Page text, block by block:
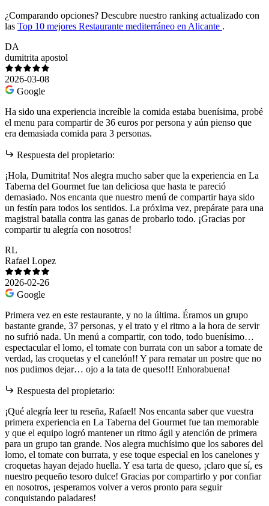
¿Comparando opciones? Descubre nuestro ranking actualizado con
las Top 10 mejores Restaurante mediterráneo en Alicante .
DA
dumitrita apostol
2026-03-08
Google
Ha sido una experiencia increíble la comida estaba buenísima, probé
el menu para compartir de 36 euros por persona y aún pienso que
era demasiada comida para 3 personas.
Respuesta del propietario:
¡Hola, Dumitrita! Nos alegra mucho saber que la experiencia en La
Taberna del Gourmet fue tan deliciosa que hasta te pareció
demasiado. Nos encanta que nuestro menú de compartir haya sido
un festín para todos los sentidos. La próxima vez, prepárate para una
magistral batalla contra las ganas de probarlo todo. ¡Gracias por
compartir tu alegría con nosotros!
RL
Rafael Lopez
2026-02-26
Google
Primera vez en este restaurante, y no la última. Éramos un grupo
bastante grande, 37 personas, y el trato y el ritmo a la hora de servir
no sufrió nada. Un menú a compartir, con todo, todo buenísimo…
espectacular el lomo, el tomate con burrata con un sabor a tomate de
verdad, las croquetas y el canelón!! Y para rematar un postre que no
nos pudimos dejar… ojo a la tata de queso!!! Enhorabuena!
Respuesta del propietario:
¡Qué alegría leer tu reseña, Rafael! Nos encanta saber que vuestra
primera experiencia en La Taberna del Gourmet fue tan memorable
y que el equipo logró mantener un ritmo ágil y atención de primera
para un grupo tan grande. Nos alegra muchísimo que los sabores del
lomo, el tomate con burrata, y ese toque especial en los canelones y
croquetas hayan dejado huella. Y esa tarta de queso, ¡claro que sí, es
nuestro pequeño tesoro dulce! Gracias por compartirlo y por confiar
en nosotros, ¡esperamos volver a veros pronto para seguir
conquistando paladares!